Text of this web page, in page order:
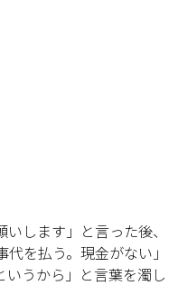
します」と言った後、
を払う。現金がない」
うから」と言葉を濁し